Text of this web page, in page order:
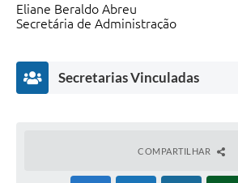
Eliane Beraldo Abreu
Secretária de Administração
Secretarias Vinculadas
COMPARTILHAR